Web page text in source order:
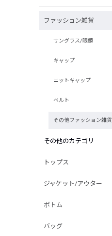
ファッション雑貨
サングラス/眼鏡
キャップ
ニットキャップ
ベルト
その他ファッション雑貨
その他のカテゴリ
トップス
ジャケット/アウター
ボトム
バッグ